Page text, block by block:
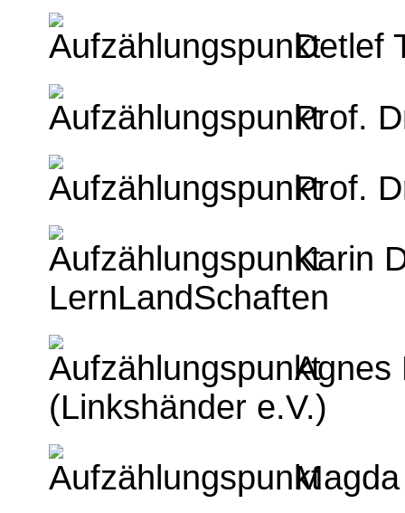
Detlef
Prof.
Prof.
Karin
LernLandSchaften
Agnes
(Linkshänder e.V.)